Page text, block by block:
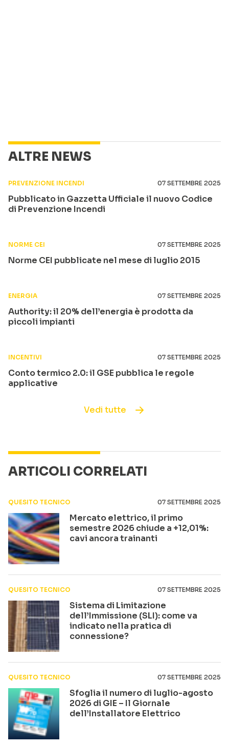
ALTRE NEWS
PREVENZIONE INCENDI 07 SETTEMBRE 2025
Pubblicato in Gazzetta Ufficiale il nuovo Codice
di Prevenzione Incendi
NORME CEI 07 SETTEMBRE 2025
Norme CEI pubblicate nel mese di luglio 2015
ENERGIA 07 SETTEMBRE 2025
Authority: il 20% dell’energia è prodotta da
piccoli impianti
INCENTIVI 07 SETTEMBRE 2025
Conto termico 2.0: il GSE pubblica le regole
applicative
Vedi tutte
ARTICOLI CORRELATI
QUESITO TECNICO 07 SETTEMBRE 2025
Mercato elettrico, il primo
semestre 2026 chiude a +12,01%:
cavi ancora trainanti
QUESITO TECNICO 07 SETTEMBRE 2025
Sistema di Limitazione
dell’Immissione (SLI): come va
indicato nella pratica di
connessione?
QUESITO TECNICO 07 SETTEMBRE 2025
Sfoglia il numero di luglio-agosto
2026 di GIE – Il Giornale
dell’Installatore Elettrico